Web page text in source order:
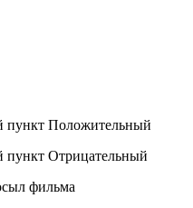
пункт Положительный
пункт Отрицательный
фильма